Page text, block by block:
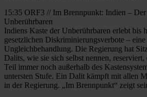
15:35 ORF3 // Im Brennpunkt: Indien –
Unberührbaren
Indiens Kaste der Unberührbaren erlebt bis
gesetzlichen Diskriminierungsverbote – eine
Ungleichbehandlung. Die Regierung hat
Dalits, wie sie sich selbst nennen, reserviert,
Teil immer noch außerhalb des
untersten Stufe. Ein Dalit kämpft mit allen
in der Regierung. „Im Brennpunkt“ zeigt